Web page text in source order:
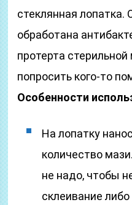
стеклянная
обработана
протерта
попросить кого-то
Особенности
На лопатку
количество
не надо, чтобы
склеивание